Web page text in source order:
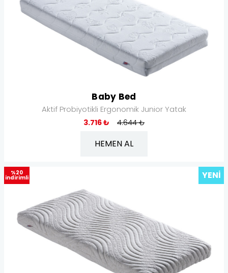
Baby Bed
Aktif Probiyotikli Ergonomik Junior Yatak
3.716 ₺ 4.644 ₺
HEMEN AL
YENI
%20
indirimli